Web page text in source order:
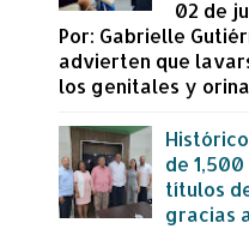
02 de
Por: Gabrielle
advierten que
los genitales y
de
títulos
gracias